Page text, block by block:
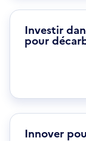
Investir
pour
Innover